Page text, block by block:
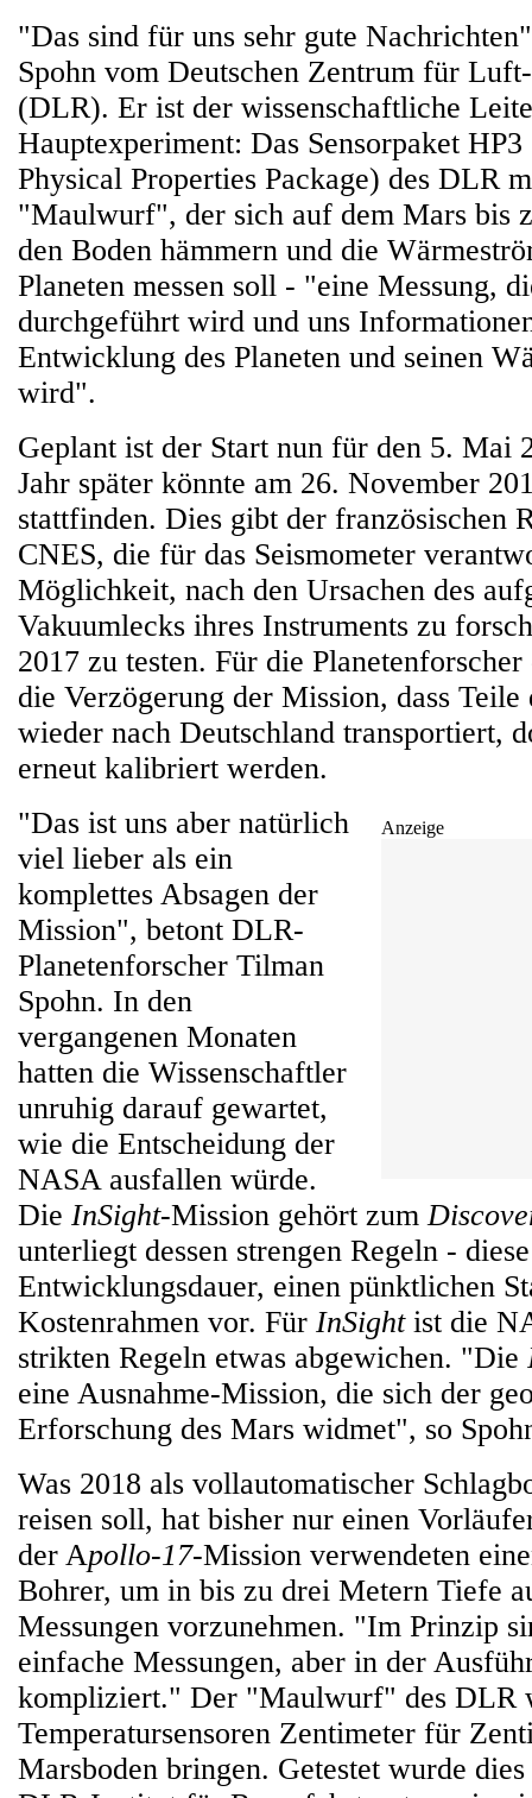
"Das sind für uns sehr gute
Spohn vom Deutschen Zentrum für
(DLR). Er ist der wissenschaftliche
Hauptexperiment: Das Sensorpaket
Physical Properties Package) des DLR
"Maulwurf", der sich auf dem Mars bis
den Boden hämmern und die
Planeten messen soll - "eine Messung,
durchgeführt wird und uns
Entwicklung des Planeten und seinen
wird".
Geplant ist der Start nun für den 5. Mai
Jahr später könnte am 26. November
stattfinden. Dies gibt der französischen
CNES, die für das Seismometer
Möglichkeit, nach den Ursachen des
Vakuumlecks ihres Instruments zu
2017 zu testen. Für die
die Verzögerung der Mission, dass Teile
wieder nach Deutschland transportiert,
erneut kalibriert werden.
Anzeige
"Das ist uns aber natürlich
viel lieber als ein
komplettes Absagen der
Mission", betont DLR-
Planetenforscher Tilman
Spohn. In den
vergangenen Monaten
hatten die Wissenschaftler
unruhig darauf gewartet,
wie die Entscheidung der
NASA ausfallen würde.
Die InSight-Mission gehört zum
unterliegt dessen strengen Regeln -
Entwicklungsdauer, einen pünktlichen
Kostenrahmen vor. Für InSightist die
strikten Regeln etwas abgewichen. "Die
eine Ausnahme-Mission, die sich der
Erforschung des Mars widmet", so
Was 2018 als vollautomatischer
reisen soll, hat bisher nur einen
der Apollo-17-Mission verwendeten
Bohrer, um in bis zu drei Metern Tiefe
Messungen vorzunehmen. "Im Prinzip
einfache Messungen, aber in der
kompliziert." Der "Maulwurf" des DLR
Temperatursensoren Zentimeter für
Marsboden bringen. Getestet wurde